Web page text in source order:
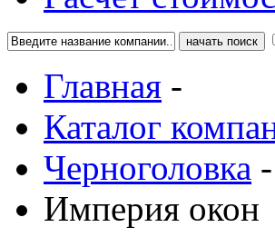
Главная -
Каталог
Черноголовка -
Империя окон